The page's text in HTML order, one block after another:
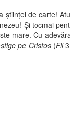
de carte!
Şi tocmai
mare. Cu
pe Cristos(Fil